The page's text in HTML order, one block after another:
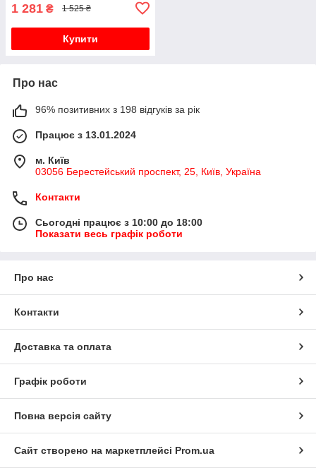
1 281 ₴ 1 525 ₴
Купити
Про нас
96% позитивних з 198 відгуків за рік
Працює з 13.01.2024
м. Київ
03056 Берестейський проспект, 25, Київ, Україна
Контакти
Сьогодні працює з 10:00 до 18:00
Показати весь графік роботи
Про нас
Контакти
Доставка та оплата
Графік роботи
Повна версія сайту
Сайт створено на маркетплейсі Prom.ua